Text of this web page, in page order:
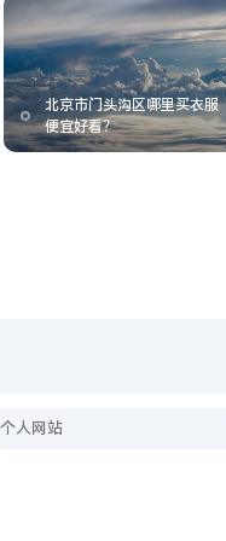
北京市门头沟区哪里买衣服
便宜好看？